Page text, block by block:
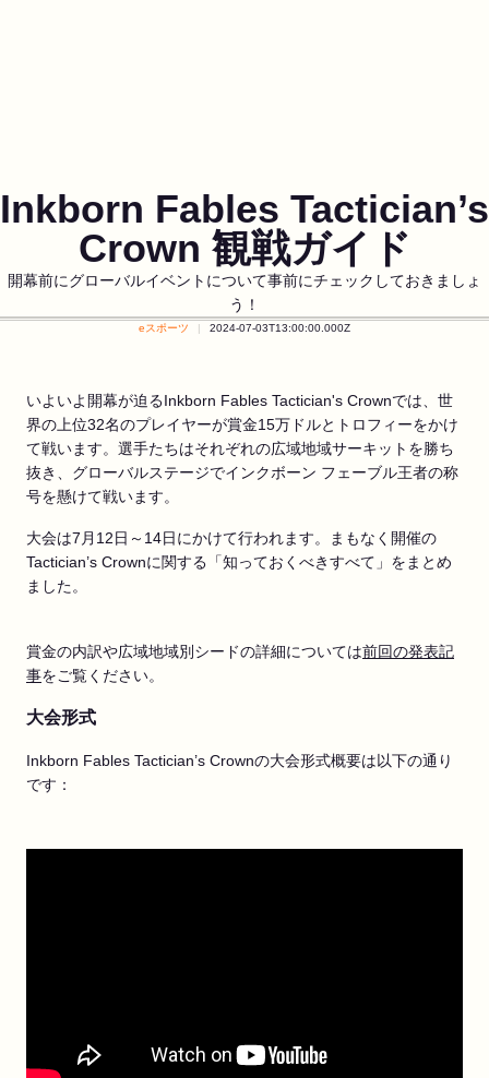
Inkborn Fables Tactician’s
Crown 観戦ガイド
開幕前にグローバルイベントについて事前にチェックしておきましょ
う！
eスポーツ 2024-07-03T13:00:00.000Z
いよいよ開幕が迫るInkborn Fables Tactician's Crownでは、世
界の上位32名のプレイヤーが賞金15万ドルとトロフィーをかけ
て戦います。選手たちはそれぞれの広域地域サーキットを勝ち
抜き、グローバルステージでインクボーン フェーブル王者の称
号を懸けて戦います。
大会は7月12日～14日にかけて行われます。まもなく開催の
Tactician’s Crownに関する「知っておくべきすべて」をまとめ
ました。
賞金の内訳や広域地域別シードの詳細については前回の発表記
事をご覧ください。
大会形式
Inkborn Fables Tactician’s Crownの大会形式概要は以下の通り
です：